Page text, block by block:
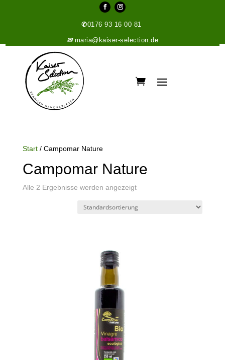
✆0176 93 16 00 81
✉ maria@kaiser-selection.de
Start/ Campomar Nature
Campomar Nature
Alle 2 Ergebnisse werden angezeigt